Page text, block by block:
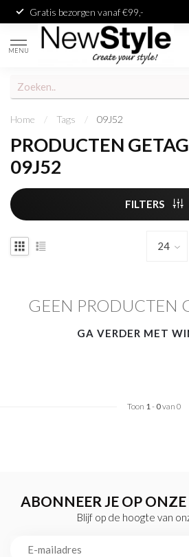
Gratis bezorgen vanaf €99,-
MENU
Home / Tags / 09J52
PRODUCTEN
09J52
FILTERS
GEEN PRODUCTEN
GA VERDER MET
Toon 1- 0van 0
ABONNEER JE OP
Blijf op de hoogte van